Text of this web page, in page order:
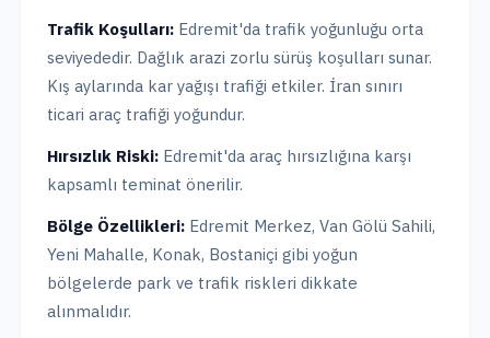
Trafik Koşulları: Edremit'da trafik yoğunluğu orta
seviyededir. Dağlık arazi zorlu sürüş koşulları sunar.
Kış aylarında kar yağışı trafiği etkiler. İran sınırı
ticari araç trafiği yoğundur.
Hırsızlık Riski: Edremit'da araç hırsızlığına karşı
kapsamlı teminat önerilir.
Bölge Özellikleri: Edremit Merkez, Van Gölü Sahili,
Yeni Mahalle, Konak, Bostaniçi gibi yoğun
bölgelerde park ve trafik riskleri dikkate
alınmalıdır.